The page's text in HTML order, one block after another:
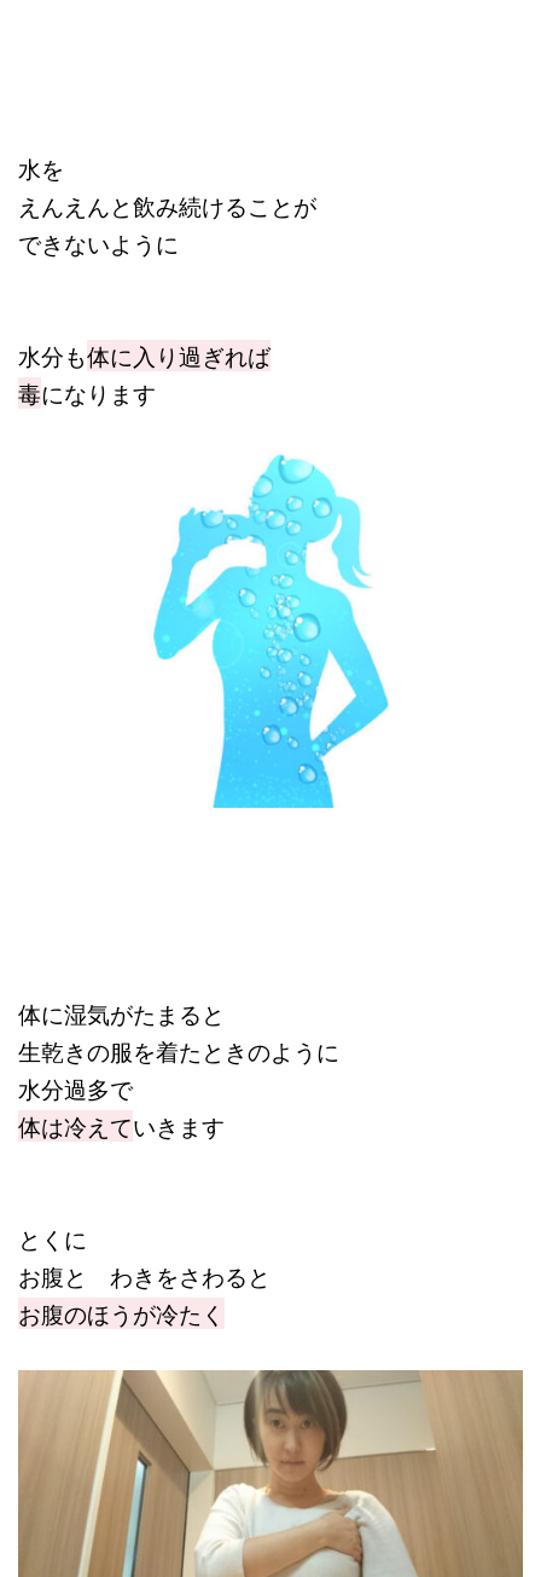
水を
えんえんと飲み続けることが
できないように
水分も体に入り過ぎれば
毒になります
体に湿気がたまると
生乾きの服を着たときのように
水分過多で
体は冷えていきます
とくに
お腹と わきをさわると
お腹のほうが冷たく